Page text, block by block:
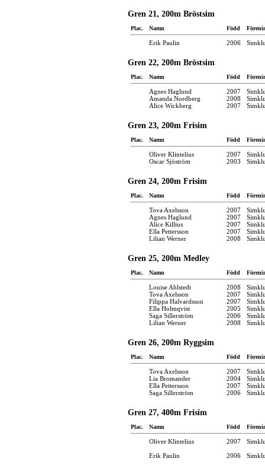
Gren 21, 200m Bröstsim
Plac. Namn Född
Erik Paulin 2006
Gren 22, 200m Bröstsim
Plac. Namn Född
Agnes Haglund 2007
Amanda Nordberg
2008
Alice Wickberg
2007
Gren 23, 200m Frisim
Plac. Namn Född
Oliver Klintelius 2007
Oscar Sjöström
2003
Gren 24, 200m Frisim
Plac. Namn Född
Tova Axelsson 2007
Agnes Haglund
2007
Alice Killius
2007
Ella Pettersson
2007
Lilian Werner
2008
Gren 25, 200m Medley
Plac. Namn Född
Louise Ahlstedt 2008
Tova Axelsson
2007
Filippa Halvardsson
2007
Ella Holmqvist
2005
Saga Sillerström
2006
Lilian Werner
2008
Gren 26, 200m Ryggsim
Plac. Namn Född
Tova Axelsson 2007
Lia Bromander
2004
Ella Pettersson
2007
Saga Sillerström
2006
Gren 27, 400m Frisim
Plac. Namn Född
Oliver Klintelius 2007
Erik Paulin
2006